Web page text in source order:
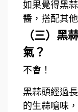
如果覺得黑
醬，搭配其
（三）黑
氣？
不會！
黑蒜頭經過
的生蒜嗆味